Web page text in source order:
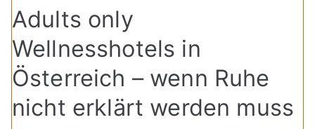
Adults only
Wellnesshotels in
Österreich – wenn Ruhe
nicht erklärt werden muss